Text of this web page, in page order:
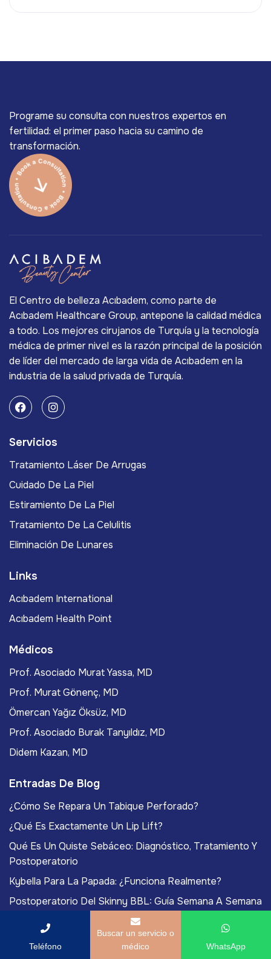
Programe su consulta con nuestros expertos en
fertilidad: el primer paso hacia su camino de
transformación.
El Centro de belleza Acıbadem, como parte de
Acıbadem Healthcare Group, antepone la calidad médica
a todo. Los mejores cirujanos de Turquía y la tecnología
médica de primer nivel es la razón principal de la posición
de líder del mercado de larga vida de Acıbadem en la
industria de la salud privada de Turquía.
Servicios
Tratamiento Láser De Arrugas
Cuidado De La Piel
Estiramiento De La Piel
Tratamiento De La Celulitis
Eliminación De Lunares
Links
Acıbadem International
Acıbadem Health Point
Médicos
Prof. Asociado Murat Yassa, MD
Prof. Murat Gönenç, MD
Ömercan Yağız Öksüz, MD
Prof. Asociado Burak Tanyıldız, MD
Didem Kazan, MD
Entradas De Blog
¿Cómo Se Repara Un Tabique Perforado?
¿Qué Es Exactamente Un Lip Lift?
Qué Es Un Quiste Sebáceo: Diagnóstico, Tratamiento Y
Postoperatorio
Kybella Para La Papada: ¿Funciona Realmente?
Postoperatorio Del Skinny BBL: Guía Semana A Semana
Teléfono
Buscar un servicio o
médico
WhatsApp